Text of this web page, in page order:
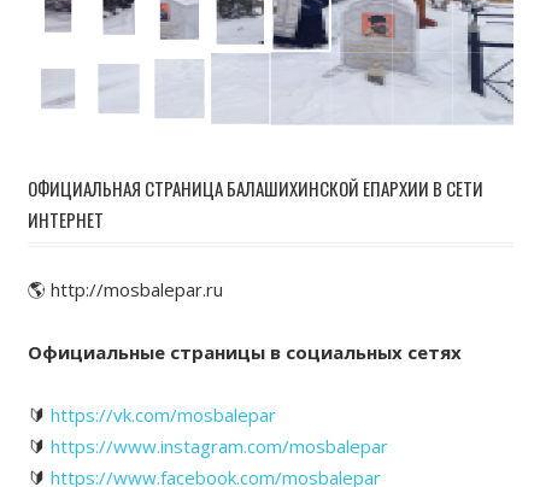
ОФИЦИАЛЬНАЯ СТРАНИЦА БАЛАШИХИНСКОЙ ЕПАРХИИ В СЕТИ
ИНТЕРНЕТ
🌎 http://mosbalepar.ru
Официальные страницы в социальных сетях
🔰 https://vk.com/mosbalepar
🔰 https://www.instagram.com/mosbalepar
🔰 https://www.facebook.com/mosbalepar